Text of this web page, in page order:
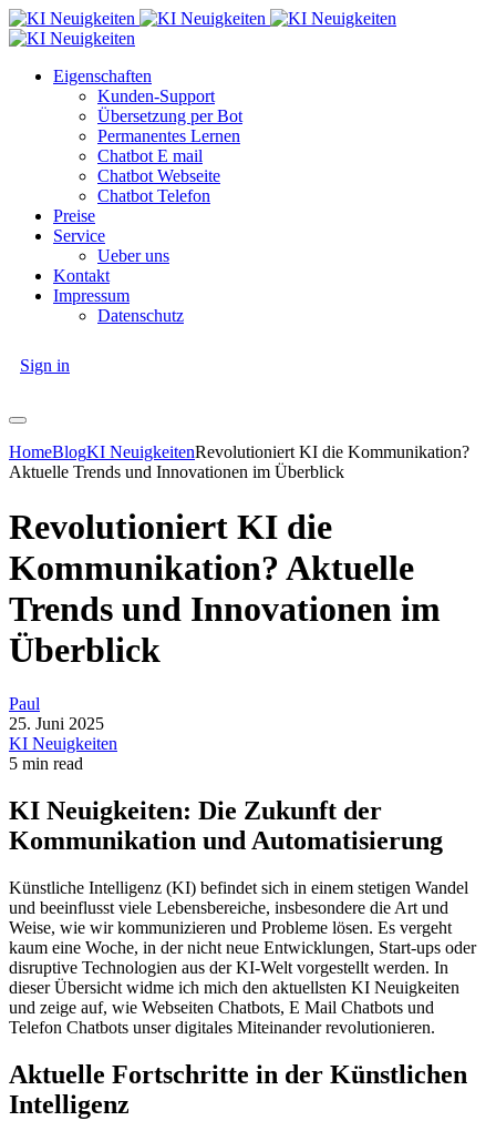
Eigenschaften
Kunden-Support
Übersetzung per Bot
Permanentes Lernen
Chatbot E mail
Chatbot Webseite
Chatbot Telefon
Preise
Service
Ueber uns
Kontakt
Impressum
Datenschutz
Sign in
HomeBlogKI NeuigkeitenRevolutioniert KI die Kommunikation?
Aktuelle Trends und Innovationen im Überblick
Revolutioniert KI die
Kommunikation? Aktuelle
Trends und Innovationen im
Überblick
Paul
25. Juni 2025
KI Neuigkeiten
5 min read
KI Neuigkeiten: Die Zukunft der
Kommunikation und Automatisierung
Künstliche Intelligenz (KI) befindet sich in einem stetigen Wandel
und beeinflusst viele Lebensbereiche, insbesondere die Art und
Weise, wie wir kommunizieren und Probleme lösen. Es vergeht
kaum eine Woche, in der nicht neue Entwicklungen, Start-ups oder
disruptive Technologien aus der KI-Welt vorgestellt werden. In
dieser Übersicht widme ich mich den aktuellsten KI Neuigkeiten
und zeige auf, wie Webseiten Chatbots, E Mail Chatbots und
Telefon Chatbots unser digitales Miteinander revolutionieren.
Aktuelle Fortschritte in der Künstlichen
Intelligenz